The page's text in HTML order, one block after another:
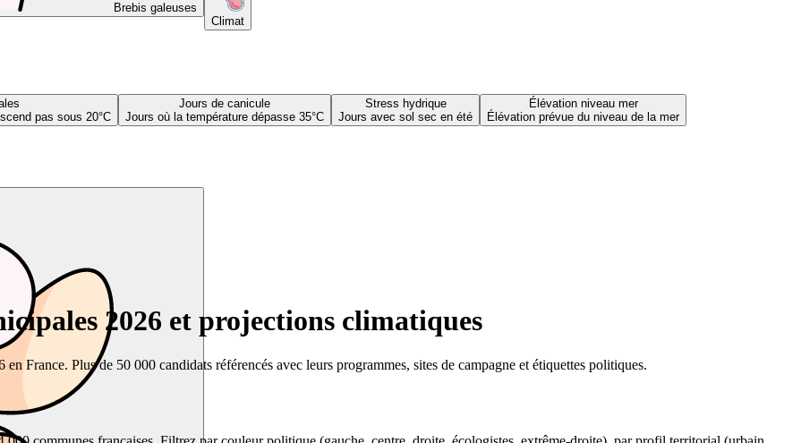
Brebis galeuses
Climat
pas sous 20°C
Jours de canicule
Jours où la température dépasse 35°C
Stress hydrique
Jours avec sol sec en été
Élévation niveau mer
Élévation prévue du niveau de la mer
2026 et projections climatiques
France. Plus de 50 000 candidats référencés avec leurs programmes, sites de campagne et étiquettes politiques.